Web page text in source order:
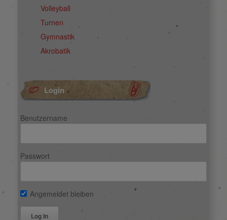
Volleyball
Turnen
Gymnastik
Akrobatik
Login
Benutzername
Passwort
Angemeldet bleiben